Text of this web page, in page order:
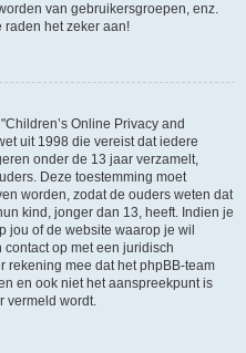
van gebruikersgroepen, enz.
raden het zeker aan!
Online Privacy and
uit 1998 die vereist dat iedere
onder de 13 jaar verzamelt,
Deze toestemming moet
worden, zodat de ouders weten dat
kind, jonger dan 13, heeft. Indien je
jou of de website waarop je wil
op met een juridisch
rekening mee dat het phpBB-team
en ook niet het aanspreekpunt is
vermeld wordt.